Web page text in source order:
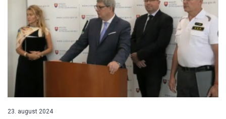
23. august 2024